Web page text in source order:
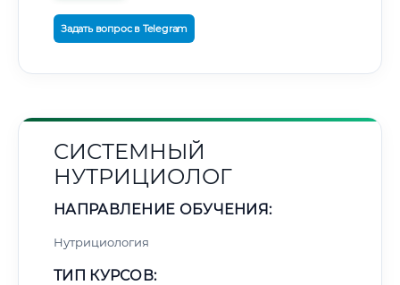
Задать вопрос в Telegram
СИСТЕМНЫЙ
НУТРИЦИОЛОГ
НАПРАВЛЕНИЕ ОБУЧЕНИЯ:
Нутрициология
ТИП КУРСОВ: